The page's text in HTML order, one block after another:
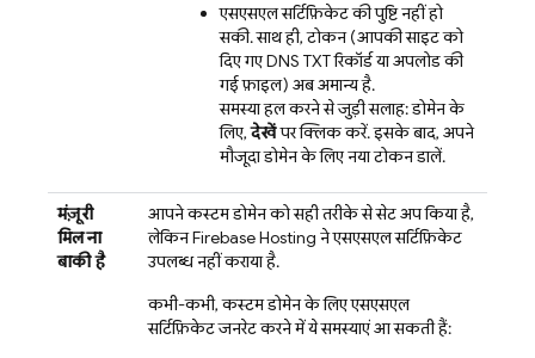
एसएसएल सर्टिफ़िकेट की पुष्टि नहीं हो
सकी. साथ ही, टोकन (आपकी साइट को
दिए गए DNS TXT रिकॉर्ड या अपलोड की
गई फ़ाइल) अब अमान्य है.
समस्या हल करने से जुड़ी सलाह: डोमेन के
लिए,देखेंपर क्लिक करें. इसके बाद, अपने
मौजूदा डोमेन के लिए नया टोकन डालें.
मंज़ूरी
मिलना
बाकी है
आपने कस्टम डोमेन को सही तरीके से सेट अप किया है,
लेकिनFirebase Hosting ने एसएसएल सर्टिफ़िकेट
उपलब्ध नहीं कराया है.
कभी-कभी, कस्टम डोमेन के लिए एसएसएल
सर्टिफ़िकेट जनरेट करने में ये समस्याएं आ सकती हैं: